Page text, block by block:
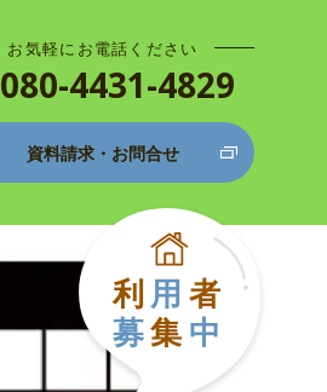
お気軽にお電話ください
080-4431-4829
資料請求・お問合せ
利用者
募集中